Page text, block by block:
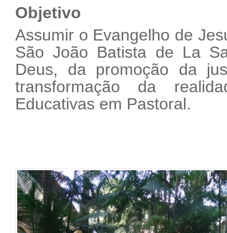
Objetivo
Assumir o Evangelho de
São João Batista de La
Deus, da promoção da
transformação da
Educativas em Pastoral.